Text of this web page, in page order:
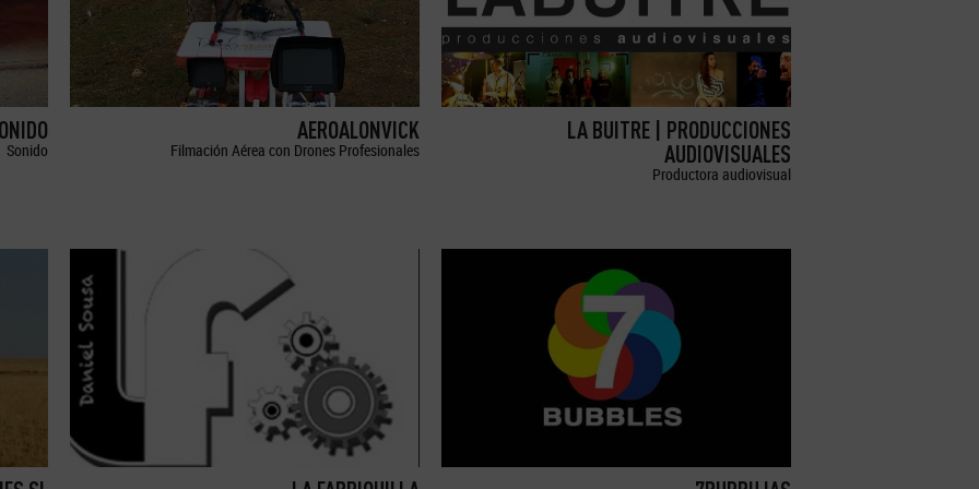
Sonido
AEROALONVICK
Filmación Aérea con Drones Profesionales
LA BUITRE | PRODUCCIONES
AUDIOVISUALES
Productora audiovisual